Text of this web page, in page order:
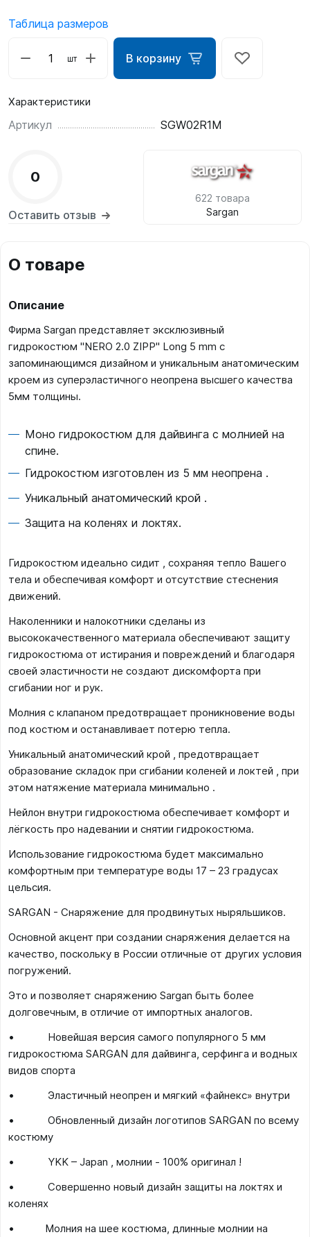
Таблица размеров
шт В корзину
Характеристики
Артикул SGW02R1M
0
Оставить отзыв
622 товара
Sargan
О товаре
Описание
Фирма Sargan представляет эксклюзивный
гидрокостюм "NERO 2.0 ZIPP" Long 5 mm с
запоминающимся дизайном и уникальным анатомическим
кроем из суперэластичного неопрена высшего качества
5мм толщины.
Моно гидрокостюм для дайвинга с молнией на
спине.
Гидрокостюм изготовлен из 5 мм неопрена .
Уникальный анатомический крой .
Защита на коленях и локтях.
Гидрокостюм идеально сидит , сохраняя тепло Вашего
тела и обеспечивая комфорт и отсутствие стеснения
движений.
Наколенники и налокотники сделаны из
высококачественного материала обеспечивают защиту
гидрокостюма от истирания и повреждений и благодаря
своей эластичности не создают дискомфорта при
сгибании ног и рук.
Молния с клапаном предотвращает проникновение воды
под костюм и останавливает потерю тепла.
Уникальный анатомический крой , предотвращает
образование складок при сгибании коленей и локтей , при
этом натяжение материала минимально .
Нейлон внутри гидрокостюма обеспечивает комфорт и
лёгкость про надевании и снятии гидрокостюма.
Использование гидрокостюма будет максимально
комфортным при температуре воды 17 – 23 градусах
цельсия.
SARGAN - Снаряжение для продвинутых ныряльшиков.
Основной акцент при создании снаряжения делается на
качество, поскольку в России отличные от других условия
погружений.
Это и позволяет снаряжению Sargan быть более
долговечным, в отличие от импортных аналогов.
• Новейшая версия самого популярного 5 мм
гидрокостюма SARGAN для дайвинга, серфинга и водных
видов спорта
• Эластичный неопрен и мягкий «файнекс» внутри
• Обновленный дизайн логотипов SARGAN по всему
костюму
• YKK – Japan , молнии - 100% оригинал !
• Совершенно новый дизайн защиты на локтях и
коленях
• Молния на шее костюма, длинные молнии на